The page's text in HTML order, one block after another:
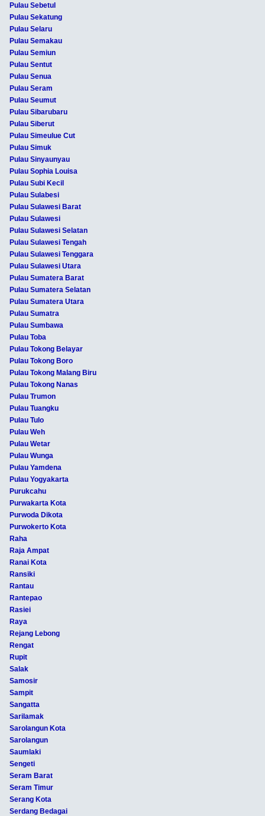
Pulau Sebetul
Pulau Sekatung
Pulau Selaru
Pulau Semakau
Pulau Semiun
Pulau Sentut
Pulau Senua
Pulau Seram
Pulau Seumut
Pulau Sibarubaru
Pulau Siberut
Pulau Simeulue Cut
Pulau Simuk
Pulau Sinyaunyau
Pulau Sophia Louisa
Pulau Subi Kecil
Pulau Sulabesi
Pulau Sulawesi Barat
Pulau Sulawesi
Pulau Sulawesi Selatan
Pulau Sulawesi Tengah
Pulau Sulawesi Tenggara
Pulau Sulawesi Utara
Pulau Sumatera Barat
Pulau Sumatera Selatan
Pulau Sumatera Utara
Pulau Sumatra
Pulau Sumbawa
Pulau Toba
Pulau Tokong Belayar
Pulau Tokong Boro
Pulau Tokong Malang Biru
Pulau Tokong Nanas
Pulau Trumon
Pulau Tuangku
Pulau Tulo
Pulau Weh
Pulau Wetar
Pulau Wunga
Pulau Yamdena
Pulau Yogyakarta
Purukcahu
Purwakarta Kota
Purwoda Dikota
Purwokerto Kota
Raha
Raja Ampat
Ranai Kota
Ransiki
Rantau
Rantepao
Rasiei
Raya
Rejang Lebong
Rengat
Rupit
Salak
Samosir
Sampit
Sangatta
Sarilamak
Sarolangun Kota
Sarolangun
Saumlaki
Sengeti
Seram Barat
Seram Timur
Serang Kota
Serdang Bedagai